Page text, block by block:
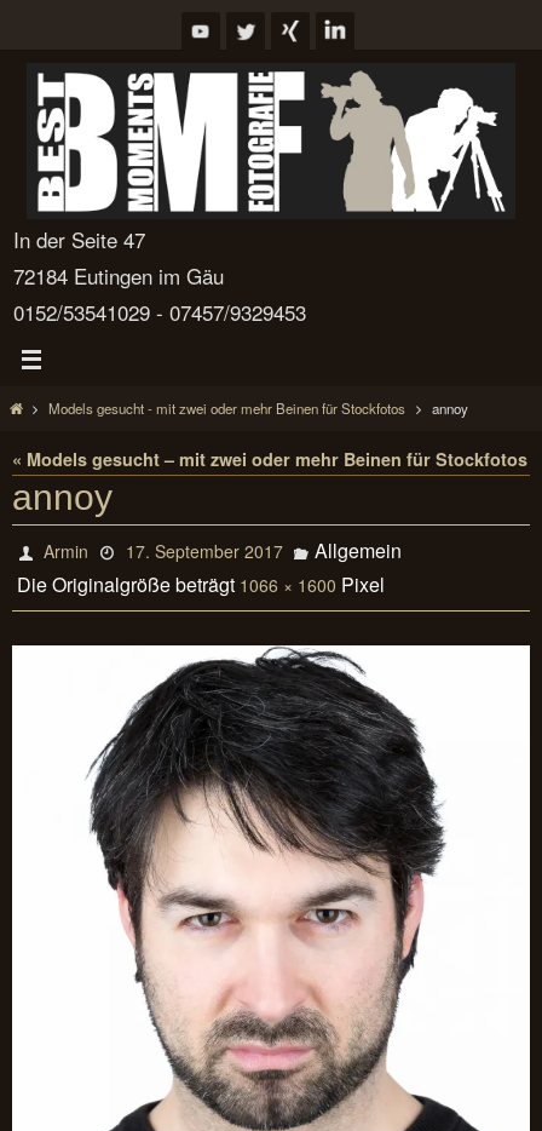
springen
In der Seite 47
72184 Eutingen im Gäu
0152/53541029 - 07457/9329453
StartModels gesucht - mit zwei oder mehr Beinen für Stockfotos annoy
« Models gesucht – mit zwei oder mehr Beinen für Stockfotos
annoy
Armin 17. September 2017
Allgemein
Die Originalgröße beträgt 1066 × 1600 Pixel